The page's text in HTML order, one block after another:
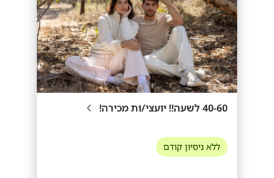
40-60 לשעה!! יועצי/ות מכירה!
ללא ניסיון קודם